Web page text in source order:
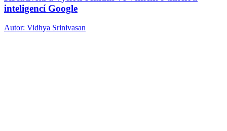
inteligencí Google
Autor: Vidhya Srinivasan